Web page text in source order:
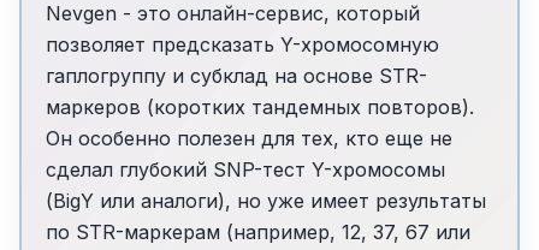
Nevgen - это онлайн-сервис, который
позволяет предсказать Y-хромосомную
гаплогруппу и субклад на основе STR-
маркеров (коротких тандемных повторов).
Он особенно полезен для тех, кто еще не
сделал глубокий SNP-тест Y-хромосомы
(BigY или аналоги), но уже имеет результаты
по STR-маркерам (например, 12, 37, 67 или